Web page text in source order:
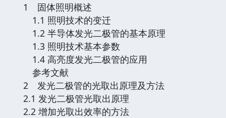
1 固体照明概述
1.1 照明技术的变迁
1.2 半导体发光二极管的基本原理
1.3 照明技术基本参数
1.4 高亮度发光二极管的应用
参考文献
2 发光二极管的光取出原理及方法
2.1 发光二极管光取出原理
2.2 增加光取出效率的方法